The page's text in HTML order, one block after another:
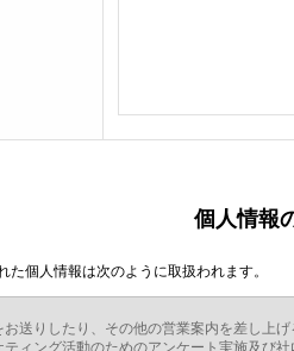
個人情報
た個人情報は次のように取扱われます。
お送りしたり、その他の営業案内を差し上
ティング活動のためのアンケート実施及び